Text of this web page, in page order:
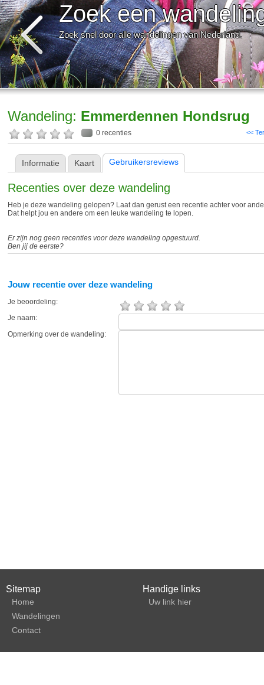
Zoek een
Zoek snel door alle wandelingen van Nederland.
Wandeling: Emmerdennen Hondsrug
0 recenties <<
Informatie Kaart Gebruikersreviews
Recenties over deze wandeling
Heb je deze wandeling gelopen? Laat dan gerust een recentie achter voor
Dat helpt jou en andere om een leuke wandeling te lopen.
Er zijn nog geen recenties voor deze wandeling opgestuurd.
Ben jij de eerste?
Jouw recentie over deze wandeling
Je beoordeling:
Je naam:
Opmerking over de wandeling:
Sitemap
Home
Wandelingen
Contact
Handige links
Uw link hier